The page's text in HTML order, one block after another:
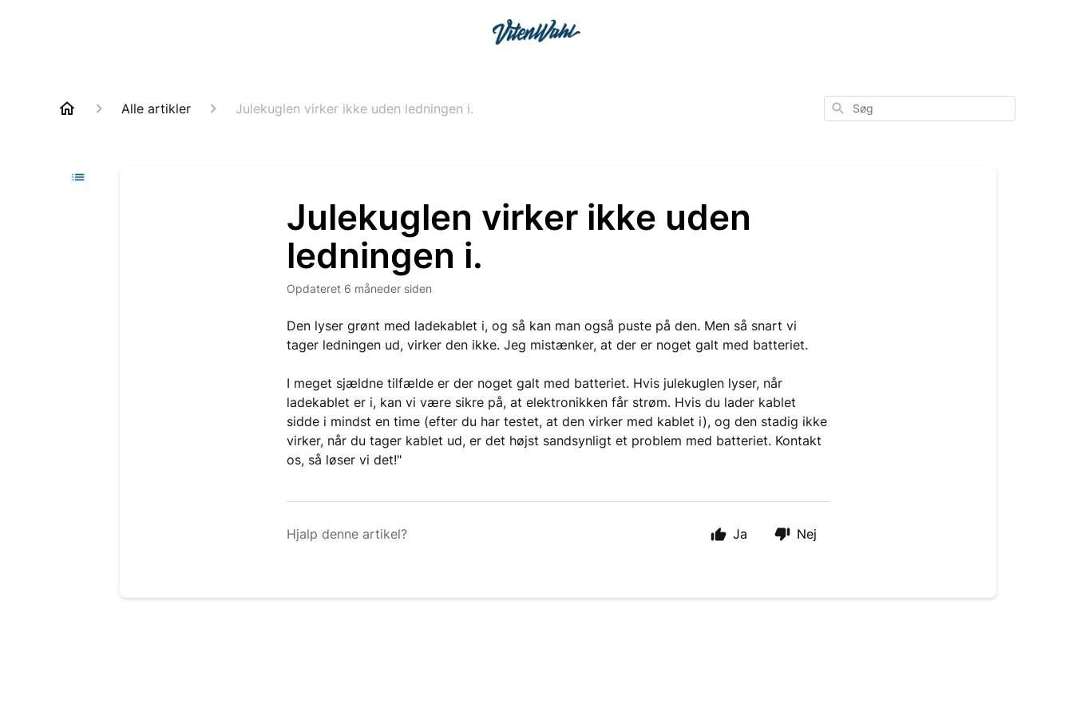
Alle artikler Julekuglen virker ikke uden ledningen i. Søg
Julekuglen virker ikke uden
ledningen i.
Opdateret 6 måneder siden
Den lyser grønt med ladekablet i, og så kan man også puste på den. Men så snart vi
tager ledningen ud, virker den ikke. Jeg mistænker, at der er noget galt med batteriet.
I meget sjældne tilfælde er der noget galt med batteriet. Hvis julekuglen lyser, når
ladekablet er i, kan vi være sikre på, at elektronikken får strøm. Hvis du lader kablet
sidde i mindst en time (efter du har testet, at den virker med kablet i), og den stadig ikke
virker, når du tager kablet ud, er det højst sandsynligt et problem med batteriet. Kontakt
os, så løser vi det!"
Hjalp denne artikel? Ja Nej